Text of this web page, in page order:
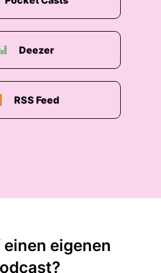
Deezer
RSS Feed
eigenen